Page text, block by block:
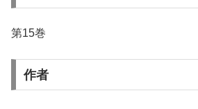
第15巻
作者